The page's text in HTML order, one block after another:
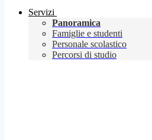
Servizi
Panoramica
Famiglie e studenti
Personale scolastico
Percorsi di studio